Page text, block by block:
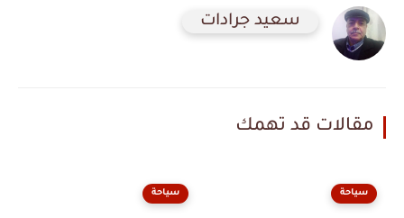
سعيد جرادات
مقالات قد تهمك
سياحة سياحة